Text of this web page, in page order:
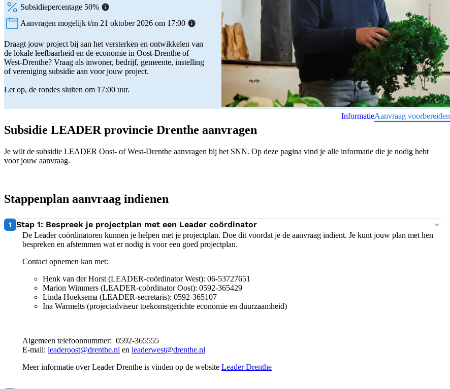
Subsidiepercentage 50%
Status:
Aanvragen mogelijk t/m 21 oktober 2026 om 17:00
Draagt jouw project bij aan het versterken en ontwikkelen van
de lokale leefbaarheid en de economie in Oost-Drenthe of
West-Drenthe? Vraag als inwoner, bedrijf, gemeente, instelling
of vereniging subsidie aan voor jouw project.
Let op, de rondes sluiten om 17:00 uur.
InformatieAanvraag voorbereiden
Subsidie LEADER provincie Drenthe aanvragen
Je wilt de subsidie LEADER Oost- of West-Drenthe aanvragen bij het SNN. Op deze pagina vind je alle informatie die je nodig hebt
voor jouw aanvraag.
Stappenplan aanvraag indienen
1
1: Stap 1: Bespreek je projectplan met een Leader coördinator
De Leader coördinatoren kunnen je helpen met je projectplan. Doe dit voordat je de aanvraag indient. Je kunt jouw plan met hen
bespreken en afstemmen wat er nodig is voor een goed projectplan.
Contact opnemen kan met:
Henk van der Horst (LEADER-coördinator West): 06-53727651
Marion Wimmers (LEADER-coördinator Oost): 0592-365429
Linda Hoeksema (LEADER-secretaris): 0592-365107
Ina Warmelts (projectadviseur toekomstgerichte economie en duurzaamheid)
Algemeen telefoonnummer: 0592-365555
E-mail: leaderoost@drenthe.nl en leaderwest@drenthe.nl
Meer informatie over Leader Drenthe is vinden op de website Leader Drenthe